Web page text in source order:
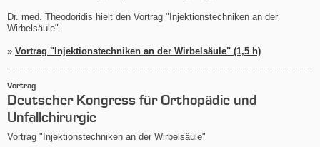
Dr. med. Theodoridis hielt den Vortrag "Injektionstechniken an der
Wirbelsäule".
» Vortrag "Injektionstechniken an der Wirbelsäule" (1,5 h)
Vortrag
Deutscher Kongress für Orthopädie und
Unfallchirurgie
Vortrag "Injektionstechniken an der Wirbelsäule"